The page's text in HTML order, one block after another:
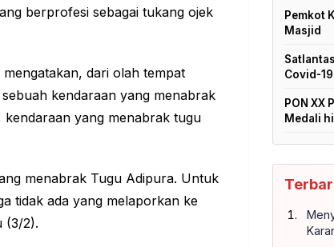
berprofesi sebagai tukang ojek
dari olah tempat
kendaraan yang menabrak
yang menabrak tugu
menabrak Tugu Adipura. Untuk
tidak ada yang melaporkan ke
(3/2).
Pemkot
Masjid
Covid-
PON XX
Medali